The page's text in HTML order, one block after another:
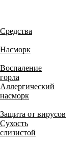
Средства
Насморк
Воспаление
горла
Аллергический
насморк
Защита от вирусов
Сухость
слизистой